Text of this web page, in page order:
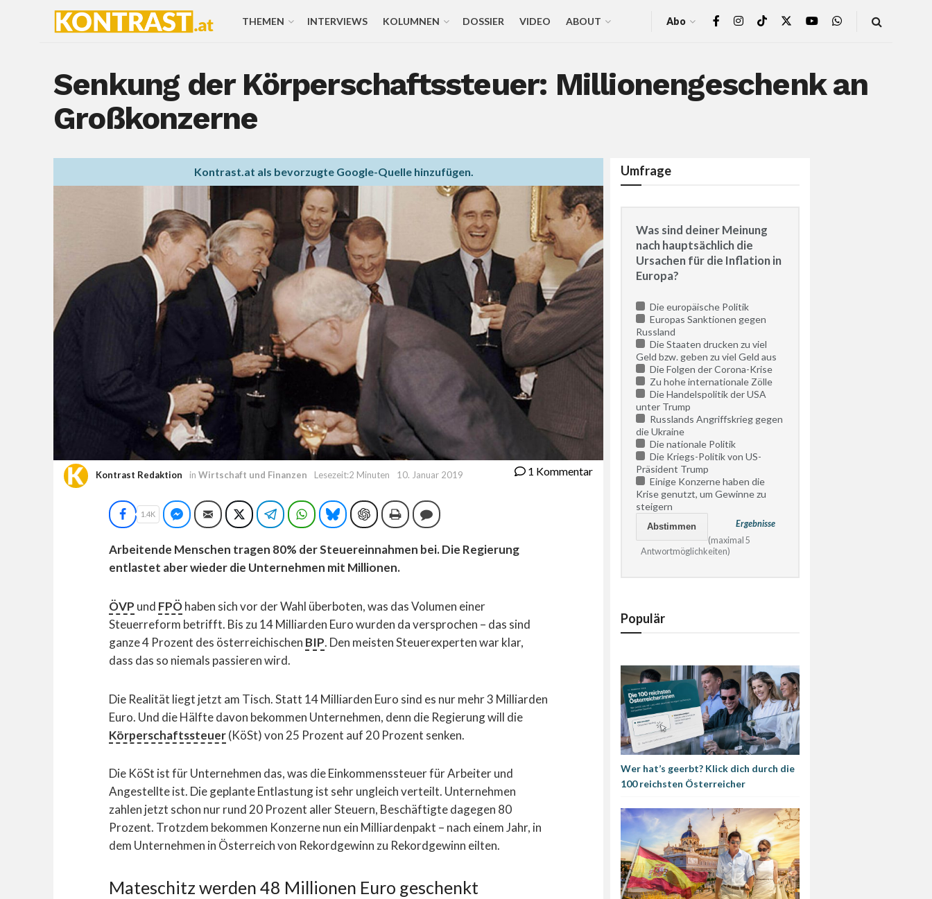
THEMEN INTERVIEWS KOLUMNEN DOSSIER VIDEO ABOUT Abo
Senkung der Körperschaftssteuer: Millionengeschenk an
Großkonzerne
Kontrast.at als bevorzugte Google-Quelle hinzufügen.
Kontrast Redaktion in Wirtschaft und Finanzen Lesezeit:2 Minuten 10. Januar 2019 1 Kommentar
Facebook
1.4K Facebook Messenger
E-Mail TwitterTelegramWhatsAppBlueskyChatGPTDruckenKommentieren
Arbeitende Menschen tragen 80% der Steuereinnahmen bei. Die Regierung
entlastet aber wieder die Unternehmen mit Millionen.
ÖVP und FPÖhaben sich vor der Wahl überboten, was das Volumen einer
Steuerreform betrifft. Bis zu 14 Milliarden Euro wurden da versprochen – das sind
ganze 4 Prozent des österreichischen BIP. Den meisten Steuerexperten war klar,
dass das so niemals passieren wird.
Die Realität liegt jetzt am Tisch. Statt 14 Milliarden Euro sind es nur mehr 3 Milliarden
Euro. Und die Hälfte davon bekommen Unternehmen, denn die Regierung will die
Körperschaftssteuer(KöSt) von 25 Prozent auf 20 Prozent senken.
Die KöSt ist für Unternehmen das, was die Einkommenssteuer für Arbeiter und
Angestellte ist. Die geplante Entlastung ist sehr ungleich verteilt. Unternehmen
zahlen jetzt schon nur rund 20 Prozent aller Steuern, Beschäftigte dagegen 80
Prozent. Trotzdem bekommen Konzerne nun ein Milliardenpakt – nach einem Jahr, in
dem Unternehmen in Österreich von Rekordgewinn zu Rekordgewinn eilten.
Mateschitz werden 48 Millionen Euro geschenkt
Umfrage
Was sind deiner Meinung
nach hauptsächlich die
Ursachen für die Inflation in
Europa?
Die europäische Politik
Europas Sanktionen gegen
Russland
Die Staaten drucken zu viel
Geld bzw. geben zu viel Geld aus
Die Folgen der Corona-Krise
Zu hohe internationale Zölle
Die Handelspolitik der USA
unter Trump
Russlands Angriffskrieg gegen
die Ukraine
Die nationale Politik
Die Kriegs-Politik von US-
Präsident Trump
Einige Konzerne haben die
Krise genutzt, um Gewinne zu
steigern
Ergebnisse
(maximal 5
Antwortmöglichkeiten)
Populär
Wer hat’s geerbt? Klick dich durch die
100 reichsten Österreicher